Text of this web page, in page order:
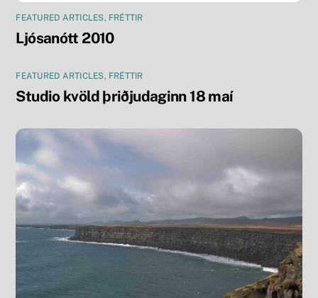
FEATURED ARTICLES, FRÉTTIR
Ljósanótt 2010
FEATURED ARTICLES, FRÉTTIR
Studio kvöld þriðjudaginn 18 maí